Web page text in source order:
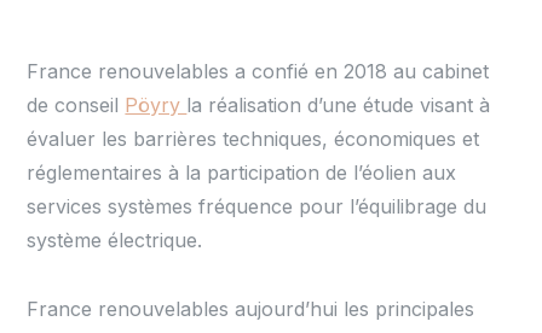
France renouvelables a confié en 2018 au cabinet
de conseil Pöyry la réalisation d’une étude visant à
évaluer les barrières techniques, économiques et
réglementaires à la participation de l’éolien aux
services systèmes fréquence pour l’équilibrage du
système électrique.
France renouvelables aujourd’hui les principales